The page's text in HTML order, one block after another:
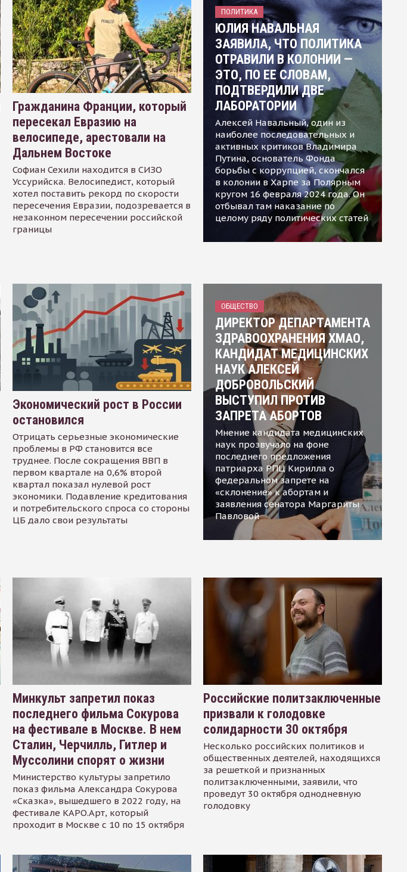
Гражданина Франции, который
пересекал Евразию на
велосипеде, арестовали на
Дальнем Востоке
Софиан Сехили находится в СИЗО
Уссурийска. Велосипедист, который
хотел поставить рекорд по скорости
пересечения Евразии, подозревается в
незаконном пересечении российской
границы
ПОЛИТИКА
ЮЛИЯ НАВАЛЬНАЯ
ЗАЯВИЛА, ЧТО ПОЛИТИКА
ОТРАВИЛИ В КОЛОНИИ —
ЭТО, ПО ЕЕ СЛОВАМ,
ПОДТВЕРДИЛИ ДВЕ
ЛАБОРАТОРИИ
Алексей Навальный, один из
наиболее последовательных и
активных критиков Владимира
Путина, основатель Фонда
борьбы с коррупцией, скончался
в колонии в Харпе за Полярным
кругом 16 февраля 2024 года. Он
отбывал там наказание по
целому ряду политических статей
Экономический рост в России
остановился
Отрицать серьезные экономические
проблемы в РФ становится все
труднее. После сокращения ВВП в
первом квартале на 0,6% второй
квартал показал нулевой рост
экономики. Подавление кредитования
и потребительского спроса со стороны
ЦБ дало свои результаты
ОБЩЕСТВО
ДИРЕКТОР ДЕПАРТАМЕНТА
ЗДРАВООХРАНЕНИЯ ХМАО,
КАНДИДАТ МЕДИЦИНСКИХ
НАУК АЛЕКСЕЙ
ДОБРОВОЛЬСКИЙ
ВЫСТУПИЛ ПРОТИВ
ЗАПРЕТА АБОРТОВ
Мнение кандидата медицинских
наук прозвучало на фоне
последнего предложения
патриарха РПЦ Кирилла о
федеральном запрете на
«склонение» к абортам и
заявления сенатора Маргариты
Павловой
Минкульт запретил показ
последнего фильма Сокурова
на фестивале в Москве. В нем
Сталин, Черчилль, Гитлер и
Муссолини спорят о жизни
Министерство культуры запретило
показ фильма Александра Сокурова
«Сказка», вышедшего в 2022 году, на
фестивале КАРО.Арт, который
проходит в Москве с 10 по 15 октября
Российские политзаключенные
призвали к голодовке
солидарности 30 октября
Несколько российских политиков и
общественных деятелей, находящихся
за решеткой и признанных
политзаключенными, заявили, что
проведут 30 октября однодневную
голодовку